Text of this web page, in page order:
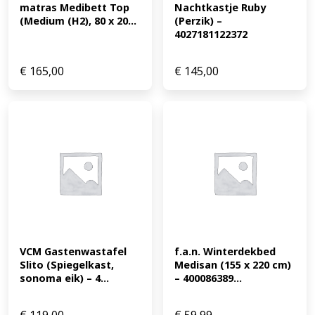
matras Medibett Top
(Medium (H2), 80 x 20...
€ 165,00
Nachtkastje Ruby
(Perzik) –
4027181122372
€ 145,00
VCM Gastenwastafel
Slito (Spiegelkast,
sonoma eik) – 4...
f.a.n. Winterdekbed
Medisan (155 x 220 cm)
– 400086389...